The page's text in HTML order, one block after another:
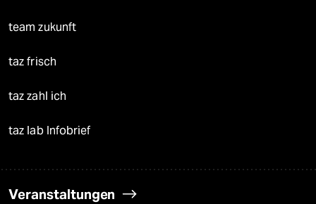
team zukunft
taz frisch
taz zahl ich
taz lab Infobrief
Veranstaltungen